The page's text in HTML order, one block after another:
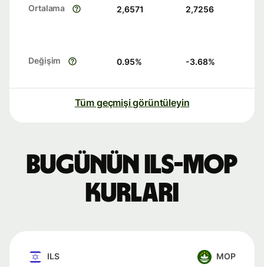
Ortalama 2,6571 2,7256
Değişim 0.95% -3.68%
Tüm geçmişi görüntüleyin
Bugünün ILS-MOP
kurları
ILS MOP